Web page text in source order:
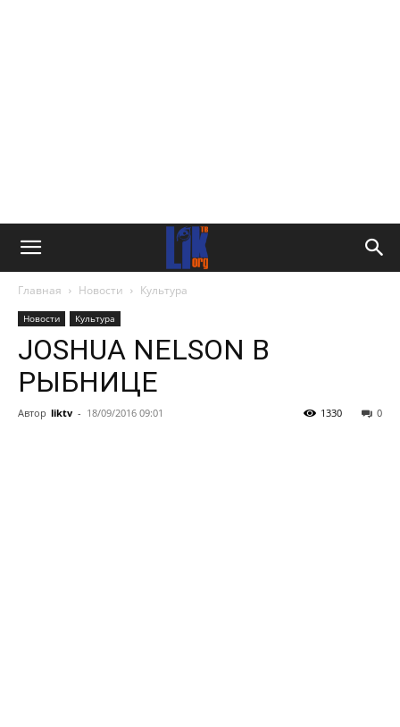
Главная Новости Культура
Новости Культура
JOSHUA NELSON В
РЫБНИЦЕ
Автор liktv - 18/09/2016 09:01 0
1330